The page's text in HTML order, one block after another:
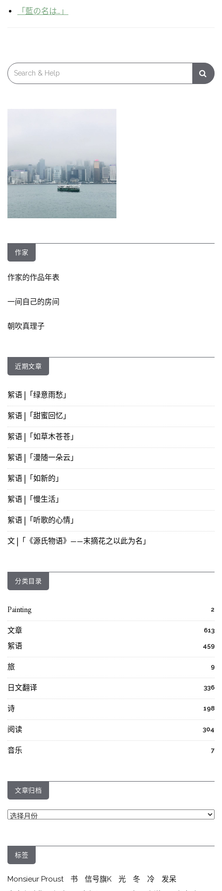
「藍の名は…」
Search
for:
作家
作家的作品年表
一间自己的房间
朝吹真理子
近期文章
絮语 |「绿意雨愁」
絮语 |「甜蜜回忆」
絮语 |「如草木苍苍」
絮语 |「漫随一朵云」
絮语 |「如新的」
絮语 |「慢生活」
絮语 |「听歌的心情」
文 |「《源氏物语》——末摘花之以此为名」
分类目录
Painting 2
文章 613
絮语 459
旅 9
日文翻译 336
诗 198
阅读 304
音乐 7
文章归档
文
档
标签
Monsieur Proust 书 信号旗K 光 冬 冷
发呆